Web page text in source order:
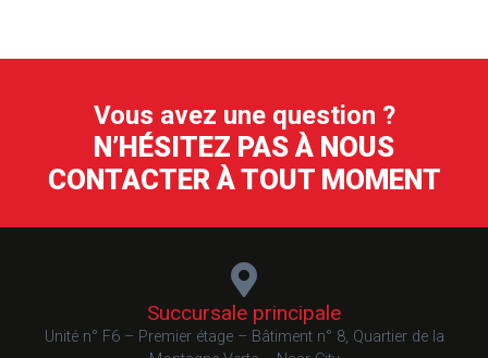
Vous avez une question ?
N’HÉSITEZ PAS À NOUS
CONTACTER À TOUT MOMENT
Succursale principale
Unité n° F6 – Premier étage – Bâtiment n° 8, Quartier de la